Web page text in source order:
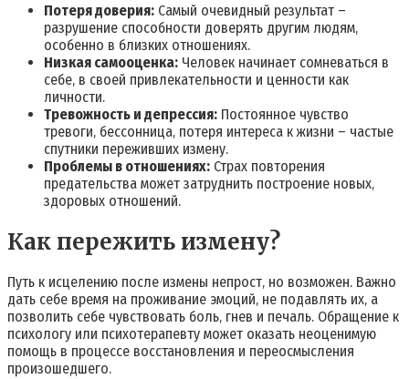
Потеря доверия: Самый очевидный результат –
разрушение способности доверять другим людям‚
особенно в близких отношениях.
Низкая самооценка: Человек начинает сомневаться в
себе‚ в своей привлекательности и ценности как
личности.
Тревожность и депрессия: Постоянное чувство
тревоги‚ бессонница‚ потеря интереса к жизни – частые
спутники переживших измену.
Проблемы в отношениях: Страх повторения
предательства может затруднить построение новых‚
здоровых отношений.
Как пережить измену?
Путь к исцелению после измены непрост‚ но возможен. Важно
дать себе время на проживание эмоций‚ не подавлять их‚ а
позволить себе чувствовать боль‚ гнев и печаль. Обращение к
психологу или психотерапевту может оказать неоценимую
помощь в процессе восстановления и переосмысления
произошедшего.